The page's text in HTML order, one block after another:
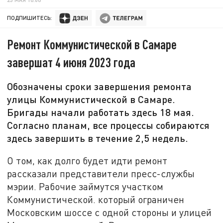
ПОДПИШИТЕСЬ:
Ремонт Коммунистической в Самаре
завершат 4 июня 2023 года
Обозначены сроки завершения ремонта
улицы Коммунистической в Самаре.
Бригады начали работать здесь 18 мая.
Согласно планам, все процессы собираются
здесь завершить в течение 2,5 недель.
О том, как долго будет идти ремонт
рассказали представители пресс-службы
мэрии. Рабочие займутся участком
Коммунистической. который ограничен
Московским шоссе с одной стороны и улицей